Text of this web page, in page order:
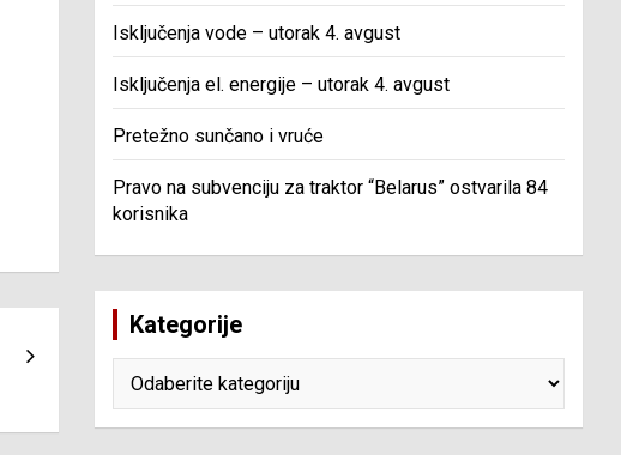
Isključenja vode – utorak 4. avgust
Isključenja el. energije – utorak 4. avgust
Pretežno sunčano i vruće
Pravo na subvenciju za traktor “Belarus” ostvarila 84
korisnika
Kategorije